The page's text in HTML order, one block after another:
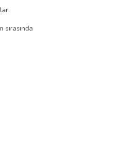
sırasında